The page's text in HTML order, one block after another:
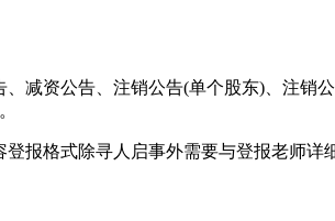
减资公告、注销公告(单个股东)、注销
报格式除寻人启事外需要与登报老师详